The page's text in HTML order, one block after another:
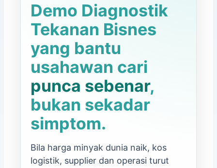
Demo Diagnostik
Tekanan Bisnes
yang bantu
usahawan cari
punca sebenar,
bukan sekadar
simptom.
Bila harga minyak dunia naik, kos
logistik, supplier dan operasi turut